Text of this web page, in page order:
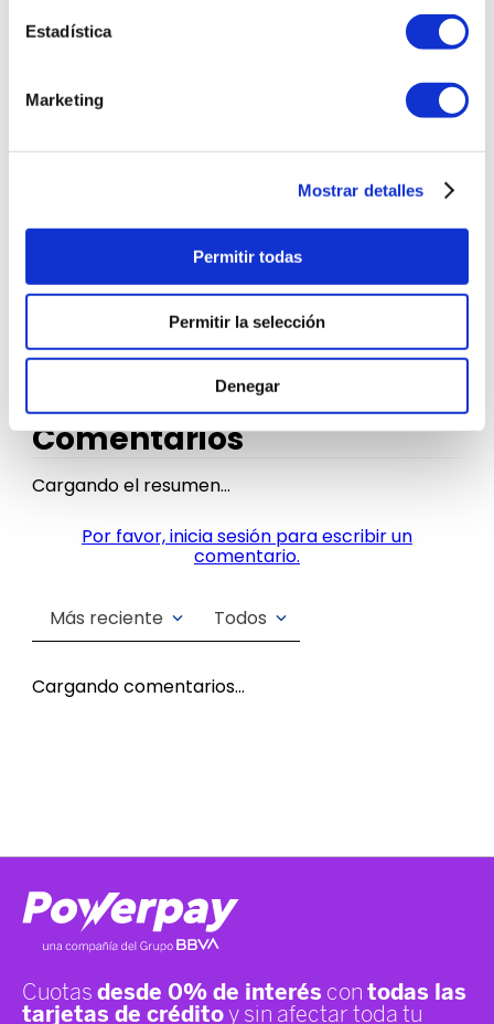
Estadística
Marketing
Mostrar detalles
Permitir todas
Permitir la selección
Denegar
RT22FARADS8/PE
Samsung
Capacidad Menos de 250 Lt
Color Silver
Comentarios
Cargando el resumen…
Por favor, inicia sesión para escribir un
comentario.
Más reciente Todos
Cargando comentarios…